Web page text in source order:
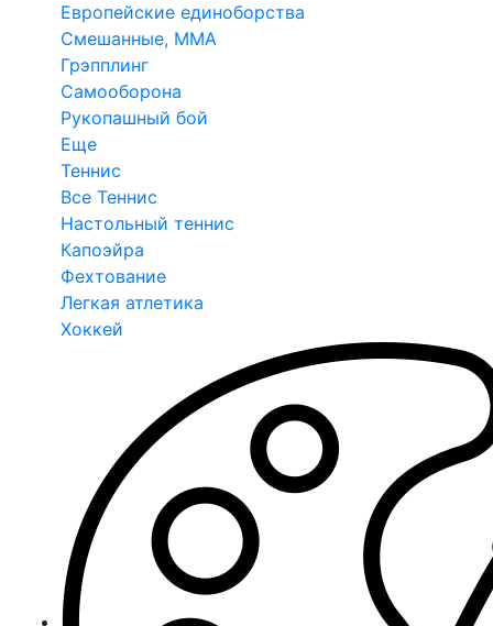
Европейские единоборства
Смешанные, ММА
Грэпплинг
Самооборона
Рукопашный бой
Еще
Теннис
Все Теннис
Настольный теннис
Капоэйра
Фехтование
Легкая атлетика
Хоккей